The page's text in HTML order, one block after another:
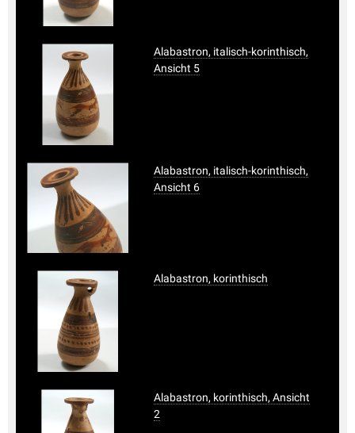
Alabastron, italisch-korinthisch,
Ansicht 5
Alabastron, italisch-korinthisch,
Ansicht 6
Alabastron, korinthisch
Alabastron, korinthisch, Ansicht
2